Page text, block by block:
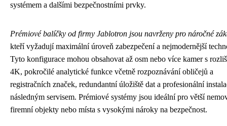
systémem a dalšími bezpečnostními prvky.
Prémiové balíčky od firmy Jablotron jsou navrženy pro náročné
kteří vyžadují maximální úroveň zabezpečení a nejmodernější
Tyto konfigurace mohou obsahovat až osm nebo více kamer s
4K, pokročilé analytické funkce včetně rozpoznávání obličejů a
registračních značek, redundantní úložiště dat a profesionální
následným servisem. Prémiové systémy jsou ideální pro větší
firemní objekty nebo místa s vysokými nároky na bezpečnost.